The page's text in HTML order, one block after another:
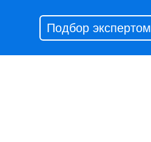
Подбор экспертом